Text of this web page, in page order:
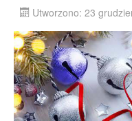
Utworzono: 23